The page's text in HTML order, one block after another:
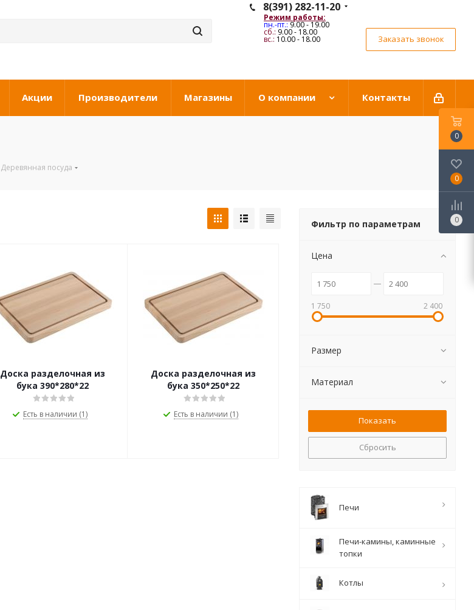
8(391) 282-11-20
Режим работы:
пн.-пт.:9.00 - 19.00
сб.: 9.00 - 18.00
вс.: 10.00 - 18.00 Заказать звонок
Акции Производители Магазины О компании Контакты
Деревянная посуда
Доска разделочная из
бука 390*280*22
Есть в наличии (1)
Доска разделочная из
бука 350*250*22
Есть в наличии (1)
Фильтр по параметрам
Цена
1 750 2 400
Размер
Материал
Сбросить
Печи
Печи-камины, каминные
топки
Котлы
0
0
0